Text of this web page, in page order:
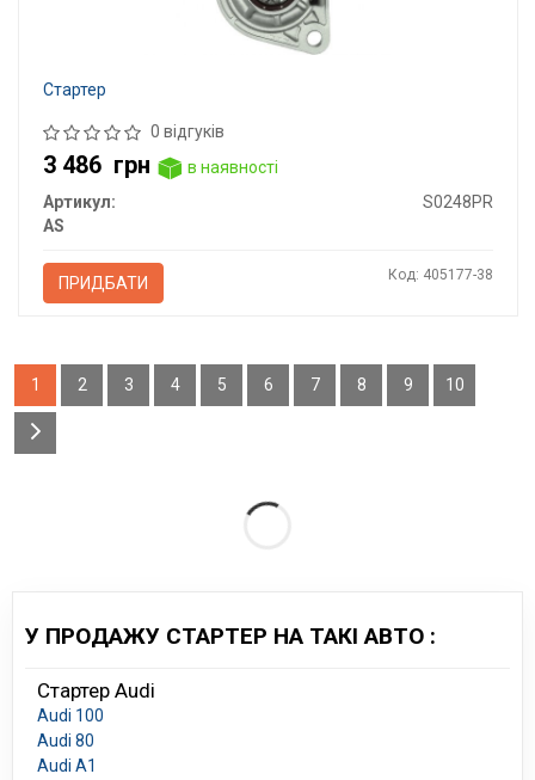
Стартер
0 відгуків
3 486 грн
в наявності
Артикул:
S0248PR
AS
ПРИДБАТИ Код: 405177-38
1 2 3 4 5 6 7 8 9 10
У ПРОДАЖУ СТАРТЕР НА ТАКІ АВТО :
Стартер Audi
Audi 100
Audi 80
Audi A1